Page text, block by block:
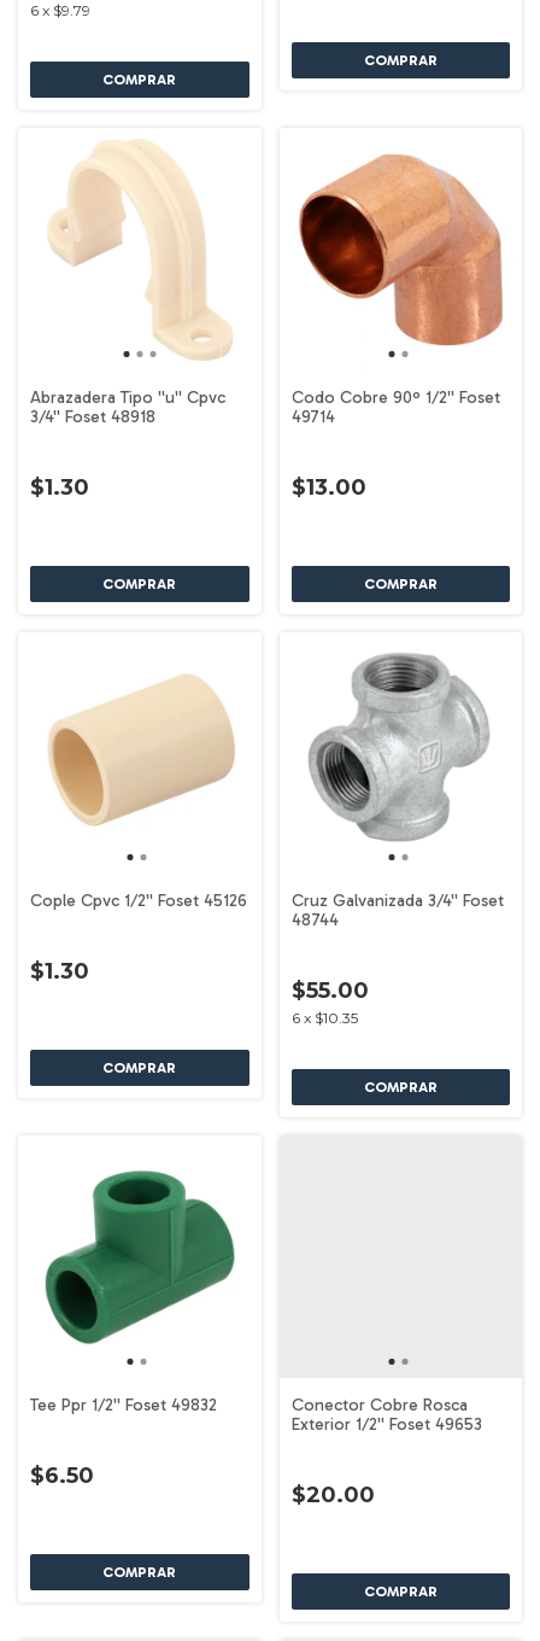
6 x $9.79
Abrazadera Tipo ''u'' Cpvc
3/4'' Foset 48918
$1.30
Codo Cobre 90º 1/2'' Foset
49714
$13.00
Cople Cpvc 1/2'' Foset 45126
$1.30
Cruz Galvanizada 3/4'' Foset
48744
$55.00
6 x $10.35
Tee Ppr 1/2'' Foset 49832
$6.50
Conector Cobre Rosca
Exterior 1/2'' Foset 49653
$20.00